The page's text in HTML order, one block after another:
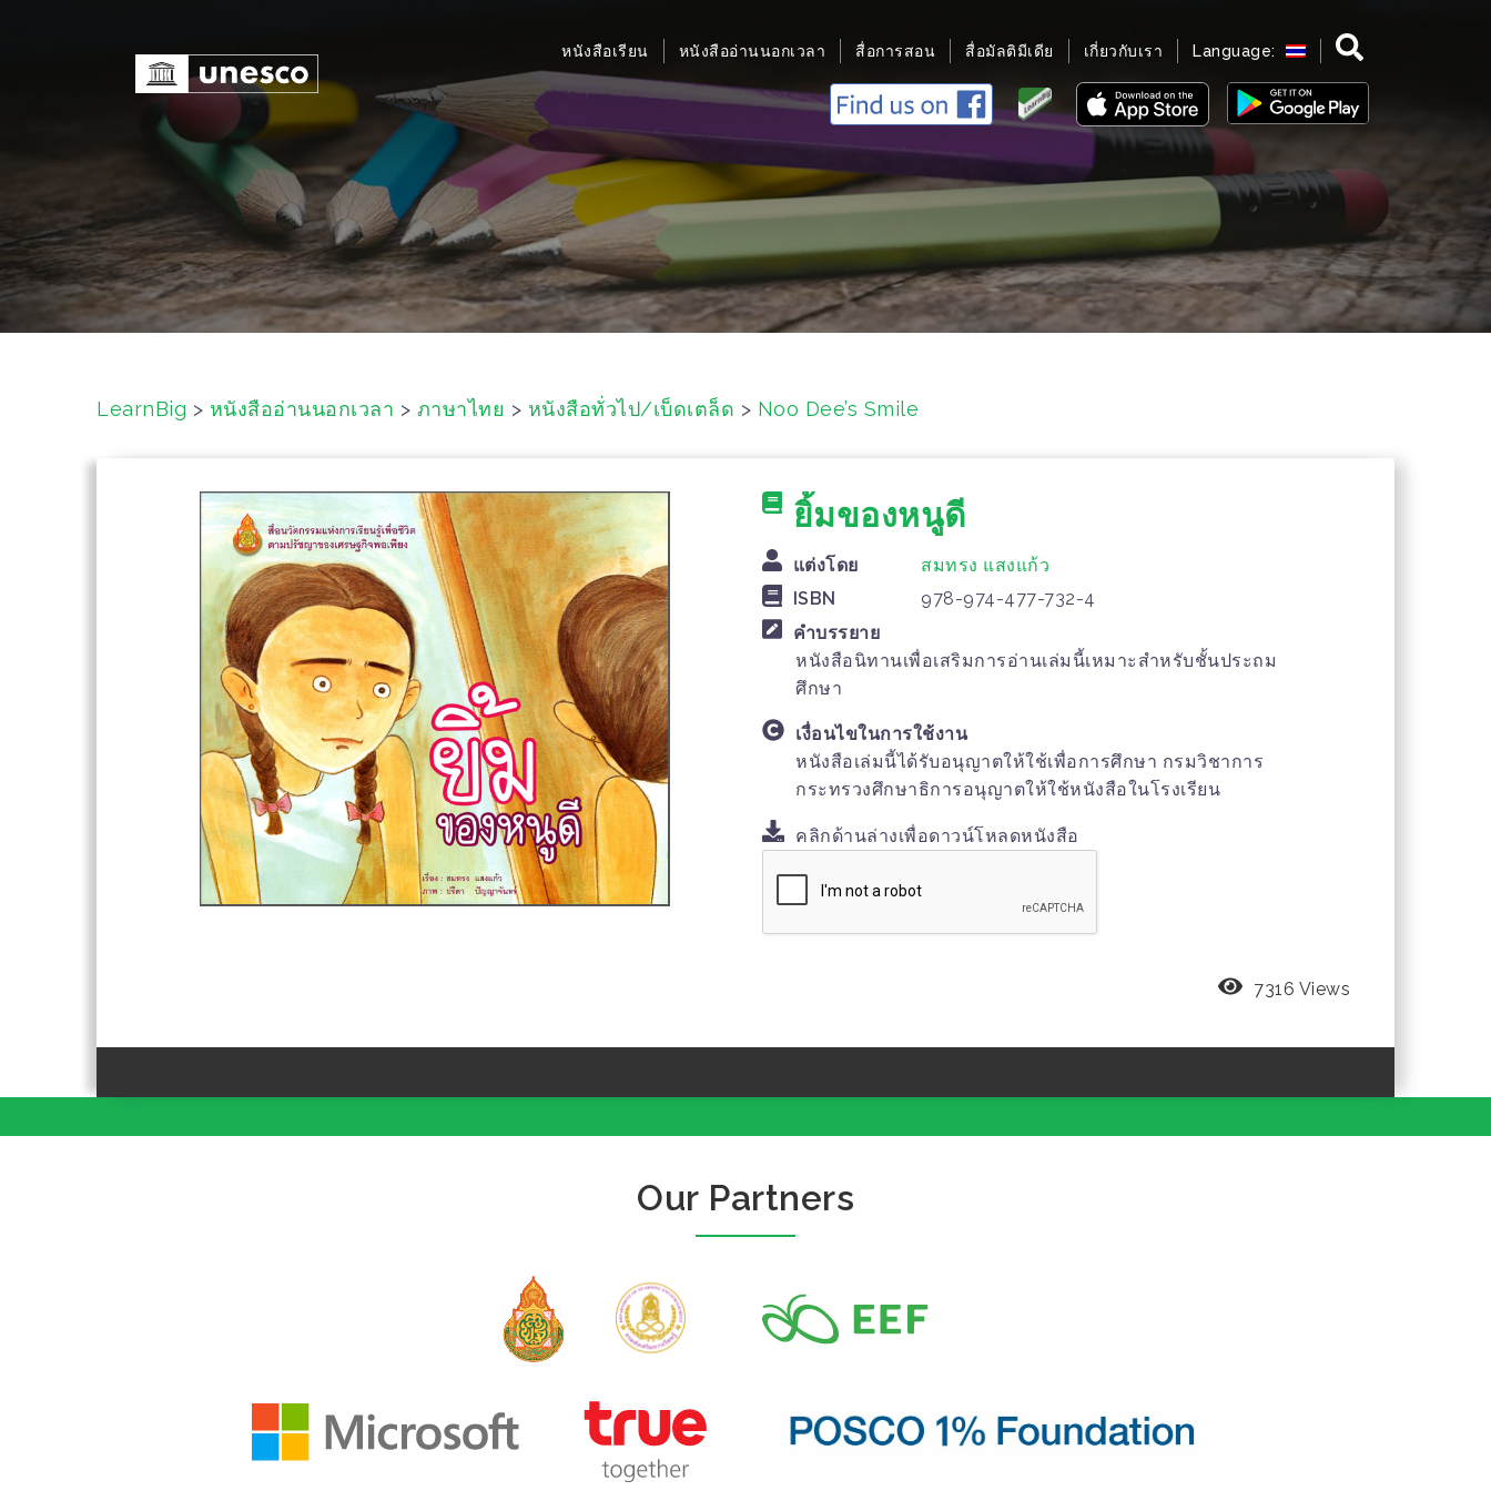
n
t
e
หนังสือเรียน หนังสืออ่านนอกเวลา สื่อการสอน สื่อมัลติมีเดีย เกี่ยวกับเรา Language:
LearnBig > หนังสืออ่านนอกเวลา > ภาษาไทย > หนังสือทั่วไป/เบ็ดเตล็ด > Noo Dee’s Smile
ยิ้มของหนูดี
แต่งโดย
สมทรง แสงแก้ว
ISBN
978-974-477-732-4
คำบรรยาย
หนังสือนิทานเพื่อเสริมการอ่านเล่มนี้เหมาะสำหรับชั้นประถม
ศึกษา
เงื่อนไขในการใช้งาน
หนังสือเล่มนี้ได้รับอนุญาตให้ใช้เพื่อการศึกษา กรมวิชาการ
กระทรวงศึกษาธิการอนุญาตให้ใช้หนังสือในโรงเรียน
คลิกด้านล่างเพื่อดาวน์โหลดหนังสือ
7316 Views
Our Partners